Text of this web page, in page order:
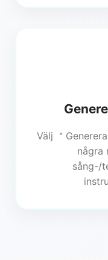
Välj ＂
några
sång-/